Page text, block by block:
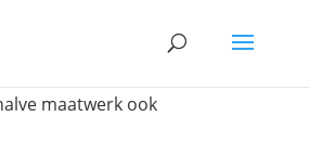
maatwerk ook